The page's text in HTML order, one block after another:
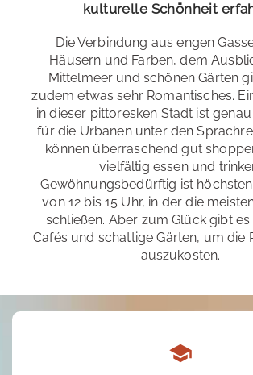
kulturelle Schönheit
Die Verbindung aus engen
Häusern und Farben, dem
Mittelmeer und schönen Gärten
zudem etwas sehr Romantisches.
in dieser pittoresken Stadt ist
für die Urbanen unter den
können überraschend gut
vielfältig essen und
Gewöhnungsbedürftig ist
von 12 bis 15 Uhr, in der die
schließen. Aber zum Glück gibt
Cafés und schattige Gärten, um die
auszukosten.